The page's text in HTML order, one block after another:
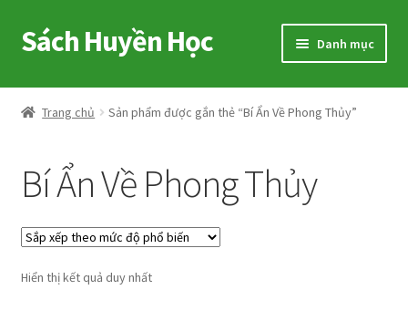
Đi
đến
hướng
Chuyển
đến
dung
Sách Huyền Học Danh mục
Home
Shop
Voucher
Hướng Dẫn
Trang chủ Sản phẩm được gắn thẻ “Bí Ẩn Về Phong Thủy”
Bí Ẩn Về Phong Thủy
Hiển thị kết quả duy nhất